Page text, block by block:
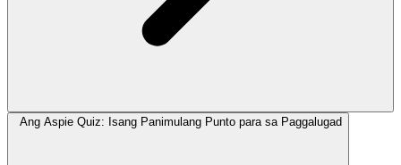
Ang Aspie Quiz: Isang Panimulang Punto para sa Paggalugad